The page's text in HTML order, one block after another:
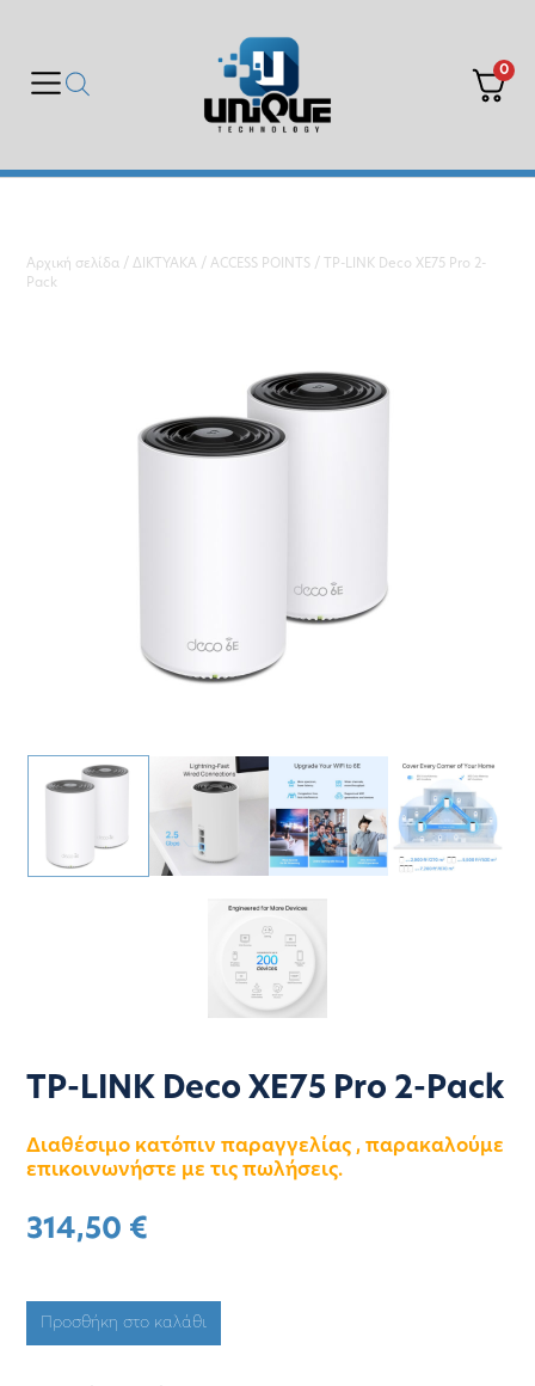
0
Αρχική σελίδα /ΔΙΚΤΥΑΚΑ /ACCESS POINTS / TP-LINK Deco XE75 Pro 2-
Pack
TP-LINK Deco XE75 Pro 2-Pack
Διαθέσιμο κατόπιν παραγγελίας , παρακαλούμε
επικοινωνήστε με τις πωλήσεις.
314,50 €
Προσθήκη στο καλάθι